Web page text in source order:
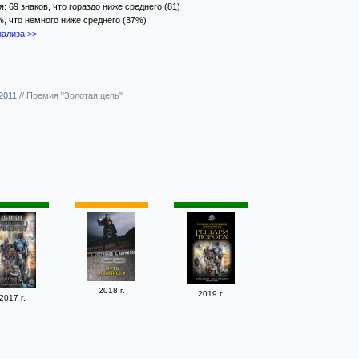
69 знаков, что гораздо ниже среднего (81)
что немного ниже среднего (37%)
>>
// Премия "Золотая цепь"
г.
2018 г. 2019 г.